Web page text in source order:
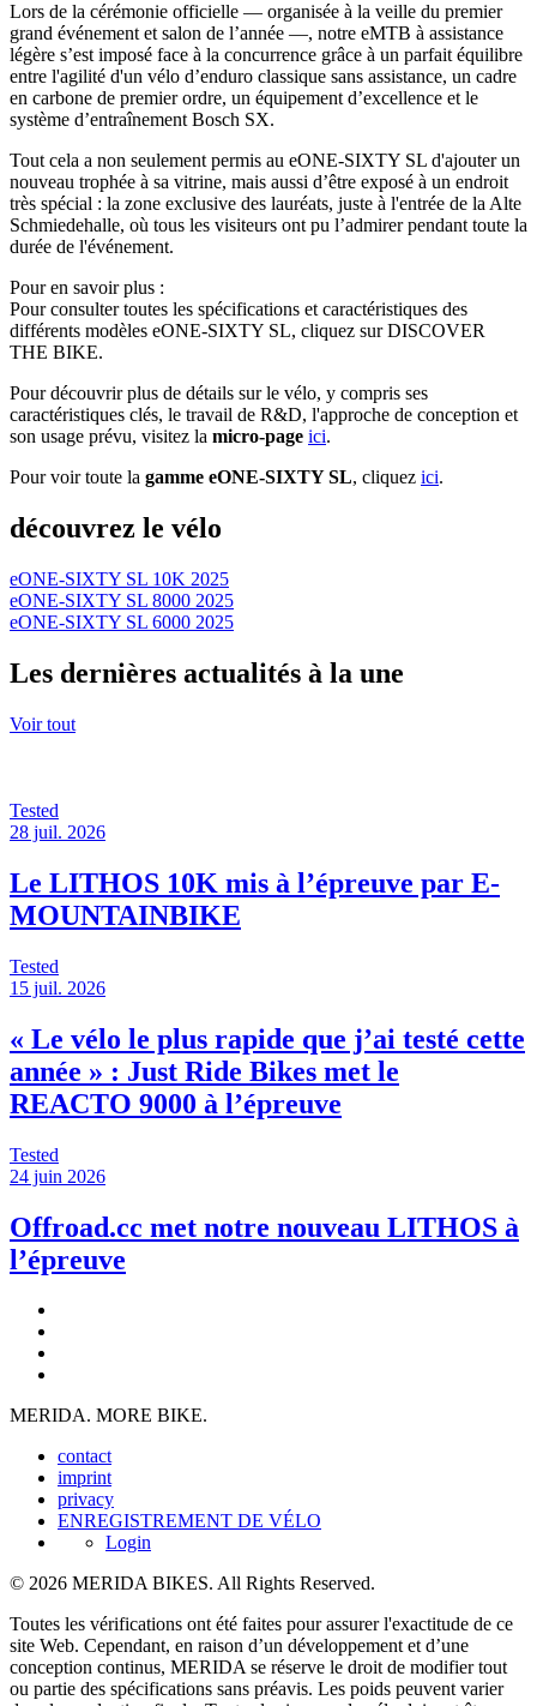
Lors de la cérémonie officielle — organisée à la veille du premier
grand événement et salon de l’année —, notre eMTB à assistance
légère s’est imposé face à la concurrence grâce à un parfait équilibre
entre l'agilité d'un vélo d’enduro classique sans assistance, un cadre
en carbone de premier ordre, un équipement d’excellence et le
système d’entraînement Bosch SX.
Tout cela a non seulement permis au eONE-SIXTY SL d'ajouter un
nouveau trophée à sa vitrine, mais aussi d’être exposé à un endroit
très spécial : la zone exclusive des lauréats, juste à l'entrée de la Alte
Schmiedehalle, où tous les visiteurs ont pu l’admirer pendant toute la
durée de l'événement.
Pour en savoir plus :
Pour consulter toutes les spécifications et caractéristiques des
différents modèles eONE-SIXTY SL, cliquez sur DISCOVER
THE BIKE.
Pour découvrir plus de détails sur le vélo, y compris ses
caractéristiques clés, le travail de R&D, l'approche de conception et
son usage prévu, visitez la micro-page ici.
Pour voir toute la gamme eONE-SIXTY SL, cliquez ici.
découvrez le vélo
eONE-SIXTY SL 10K 2025
eONE-SIXTY SL 8000 2025
eONE-SIXTY SL 6000 2025
Les dernières actualités à la une
Voir tout
Tested
28 juil. 2026
Le LITHOS 10K mis à l’épreuve par E-
MOUNTAINBIKE
Tested
15 juil. 2026
« Le vélo le plus rapide que j’ai testé cette
année » : Just Ride Bikes met le
REACTO 9000 à l’épreuve
Tested
24 juin 2026
Offroad.cc met notre nouveau LITHOS à
l’épreuve
MERIDA. MORE BIKE.
contact
imprint
privacy
ENREGISTREMENT DE VÉLO
Login
© 2026 MERIDA BIKES. All Rights Reserved.
Toutes les vérifications ont été faites pour assurer l'exactitude de ce
site Web. Cependant, en raison d’un développement et d’une
conception continus, MERIDA se réserve le droit de modifier tout
ou partie des spécifications sans préavis. Les poids peuvent varier